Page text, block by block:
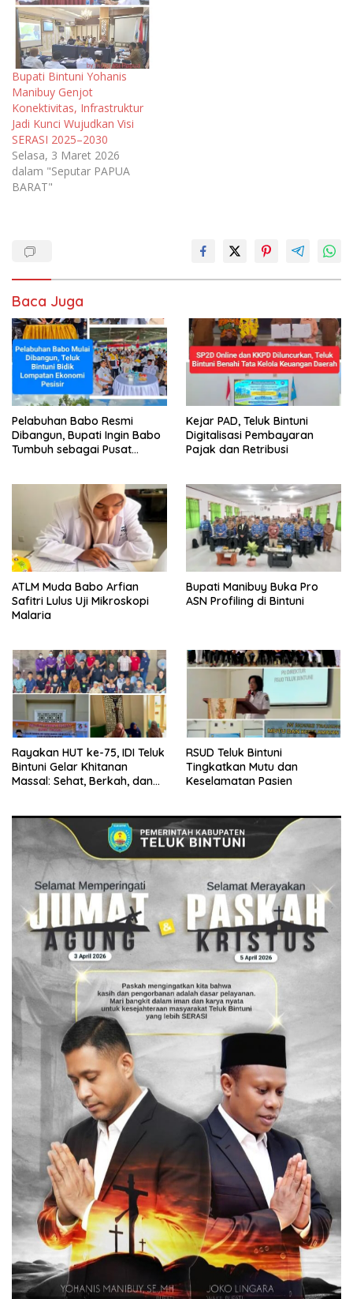
Bupati Bintuni Yohanis
Manibuy Genjot
Konektivitas, Infrastruktur
Jadi Kunci Wujudkan Visi
SERASI 2025–2030
Selasa, 3 Maret 2026
dalam "Seputar PAPUA
BARAT"
Baca Juga
Pelabuhan Babo Resmi
Dibangun, Bupati Ingin Babo
Tumbuh sebagai Pusat
Kejar PAD, Teluk Bintuni
Digitalisasi Pembayaran
Pajak dan Retribusi
ATLM Muda Babo Arfian
Safitri Lulus Uji Mikroskopi
Malaria
Bupati Manibuy Buka Pro
ASN Profiling di Bintuni
Rayakan HUT ke-75, IDI Teluk
Bintuni Gelar Khitanan
Massal: Sehat, Berkah, dan
RSUD Teluk Bintuni
Tingkatkan Mutu dan
Keselamatan Pasien